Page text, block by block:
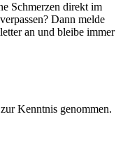
Schmerzen direkt im
Dann melde
an und bleibe immer
zur Kenntnis genommen.